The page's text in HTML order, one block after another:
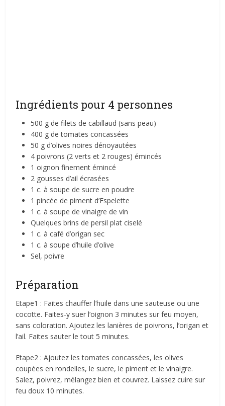
Ingrédients pour 4 personnes
500 g de filets de cabillaud (sans peau)
400 g de tomates concassées
50 g d’olives noires dénoyautées
4 poivrons (2 verts et 2 rouges) émincés
1 oignon finement émincé
2 gousses d’ail écrasées
1 c. à soupe de sucre en poudre
1 pincée de piment d’Espelette
1 c. à soupe de vinaigre de vin
Quelques brins de persil plat ciselé
1 c. à café d’origan sec
1 c. à soupe d’huile d’olive
Sel, poivre
Préparation
Etape1 : Faites chauffer l’huile dans une sauteuse ou une
cocotte. Faites-y suer l’oignon 3 minutes sur feu moyen,
sans coloration. Ajoutez les lanières de poivrons, l’origan et
l’ail. Faites sauter le tout 5 minutes.
Etape2 : Ajoutez les tomates concassées, les olives
coupées en rondelles, le sucre, le piment et le vinaigre.
Salez, poivrez, mélangez bien et couvrez. Laissez cuire sur
feu doux 10 minutes.